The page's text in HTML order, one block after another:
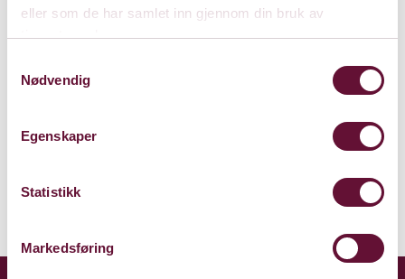
eller som de har samlet inn gjennom din bruk av
tjenestene deres.
Nødvendig
Egenskaper
Statistikk
Markedsføring
Gamle Ringeriksvei 5, 1369 Stabekk
Kart